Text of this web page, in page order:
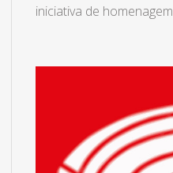
iniciativa de homenagem